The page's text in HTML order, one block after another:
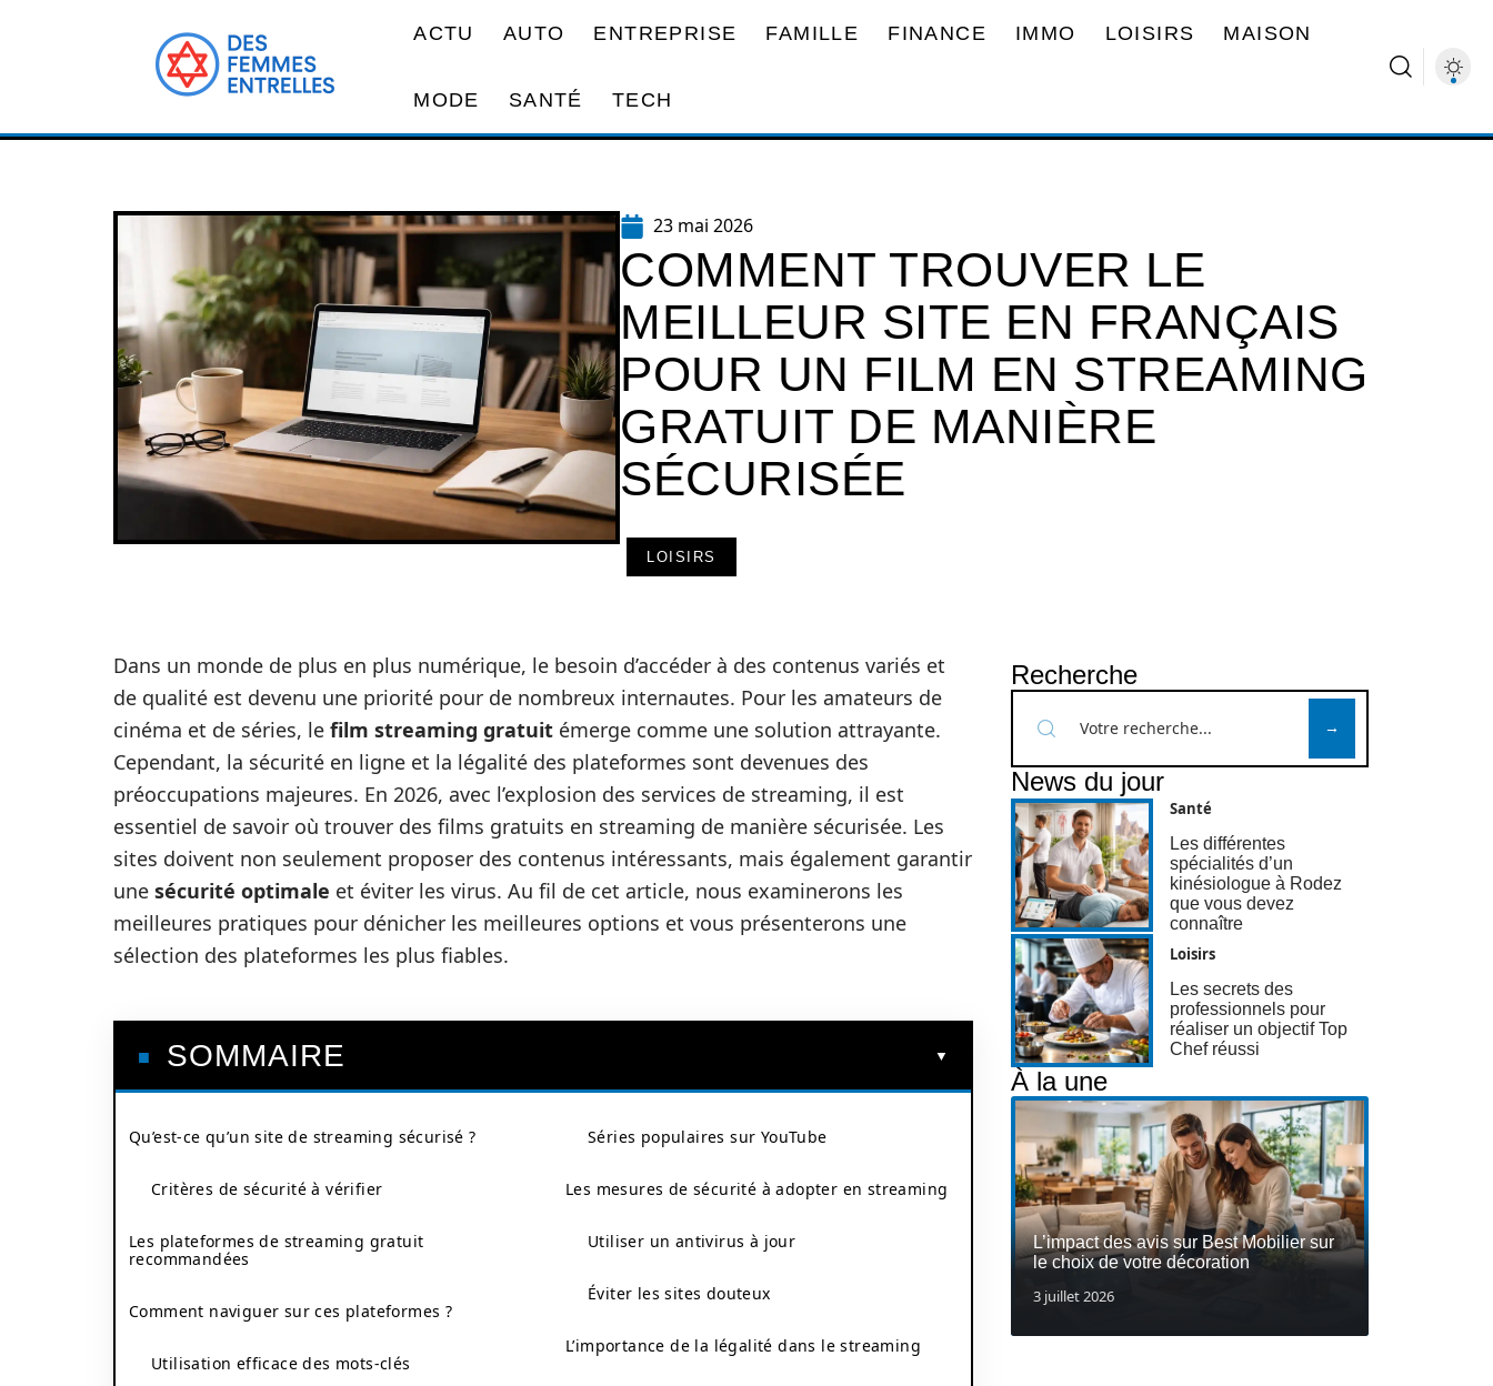
ACTU AUTO ENTREPRISE FAMILLE FINANCE IMMO LOISIRS MAISON
MODE SANTÉ TECH
23 mai 2026
COMMENT TROUVER LE
MEILLEUR SITE EN FRANÇAIS
POUR UN FILM EN STREAMING
GRATUIT DE MANIÈRE
SÉCURISÉE
LOISIRS
Dans un monde de plus en plus numérique, le besoin d’accéder à des contenus variés et
de qualité est devenu une priorité pour de nombreux internautes. Pour les amateurs de
cinéma et de séries, le film streaming gratuit émerge comme une solution attrayante.
Cependant, la sécurité en ligne et la légalité des plateformes sont devenues des
préoccupations majeures. En 2026, avec l’explosion des services de streaming, il est
essentiel de savoir où trouver des films gratuits en streaming de manière sécurisée. Les
sites doivent non seulement proposer des contenus intéressants, mais également garantir
une sécurité optimale et éviter les virus. Au fil de cet article, nous examinerons les
meilleures pratiques pour dénicher les meilleures options et vous présenterons une
sélection des plateformes les plus fiables.
SOMMAIRE
Qu’est-ce qu’un site de streaming sécurisé ?
Critères de sécurité à vérifier
Les plateformes de streaming gratuit
recommandées
Comment naviguer sur ces plateformes ?
Utilisation efficace des mots-clés
Séries populaires sur YouTube
Les mesures de sécurité à adopter en streaming
Utiliser un antivirus à jour
Éviter les sites douteux
L’importance de la légalité dans le streaming
Recherche
News du jour
Santé
Les différentes
spécialités d’un
kinésiologue à Rodez
que vous devez
connaître
Loisirs
Les secrets des
professionnels pour
réaliser un objectif Top
Chef réussi
À la une
L’impact des avis sur Best Mobilier sur
le choix de votre décoration
3 juillet 2026